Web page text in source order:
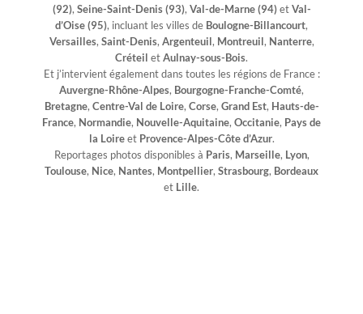
(92), Seine-Saint-Denis (93), Val-de-Marne (94)etVal-
d’Oise (95), incluant les villes de Boulogne-Billancourt,
Versailles, Saint-Denis, Argenteuil, Montreuil, Nanterre,
Créteil etAulnay-sous-Bois.
Et j’intervient également dans toutes les régions de France :
Auvergne-Rhône-Alpes, Bourgogne-Franche-Comté,
Bretagne, Centre-Val de Loire, Corse, Grand Est, Hauts-de-
France, Normandie, Nouvelle-Aquitaine, Occitanie, Pays de
la Loireet Provence-Alpes-Côte d’Azur.
Reportages photos disponibles à Paris, Marseille, Lyon,
Toulouse, Nice, Nantes, Montpellier, Strasbourg, Bordeaux
et Lille.